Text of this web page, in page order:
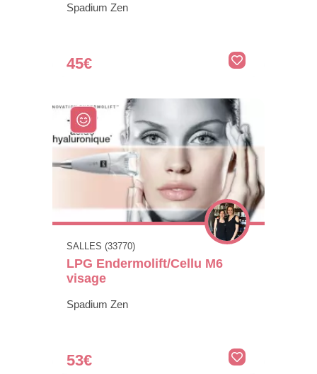
Spadium Zen
45€
SALLES (33770)
LPG Endermolift/Cellu M6
visage
Spadium Zen
53€